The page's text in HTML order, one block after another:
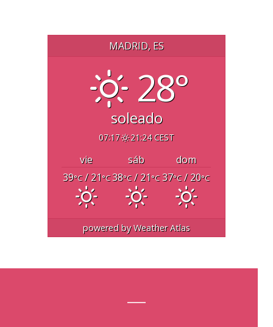
MADRID, ES
28°
soleado
07:17 21:24 CEST
vie sáb
dom
39°C/ 21°C38°C/ 21°C 37°C/ 20°C
powered byWeather Atlas